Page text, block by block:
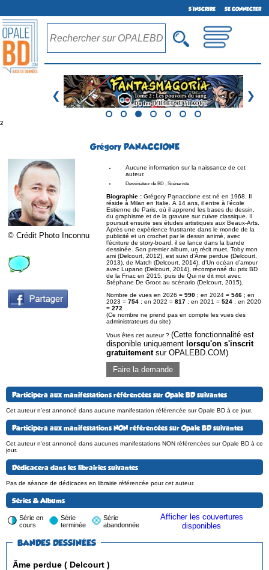
S'INSCRIRE SE CONNECTER
❮ ❯
²
Grégory PANACCIONE
© Crédit Photo Inconnu
Aucune information sur la naissance de cet
auteur.
Dessinateur de BD , Scénariste
Biographie : Grégory Panaccione est né en 1968. Il
réside à Milan en Italie. À 14 ans, il entre à l’école
Estienne de Paris, où il apprend les bases du dessin,
du graphisme et de la gravure sur cuivre classique. Il
poursuit ensuite ses études artistiques aux Beaux-Arts.
Après une expérience frustrante dans le monde de la
publicité et un crochet par le dessin animé, avec
l’écriture de story-board, il se lance dans la bande
dessinée. Son premier album, un récit muet, Toby mon
ami (Delcourt, 2012), est suivi d’Âme perdue (Delcourt,
2013), de Match (Delcourt, 2014), d’Un océan d’amour
avec Lupano (Delcourt, 2014), récompensé du prix BD
de la Fnac en 2015, puis de Qui ne dit mot avec
Stéphane De Groot au scénario (Delcourt, 2015).
Nombre de vues en 2026 = 990 ; en 2024 = 546 ; en
2023 = 754 ; en 2022 = 817 ; en 2021 = 524 ; en 2020
= 272
(Ce nombre ne prend pas en compte les vues des
administrateurs du site)
Vous êtes cet auteur ? (Cette fonctionnalité est
disponible uniquement lorsqu'on s'inscrit
gratuitementsur OPALEBD.COM)
Faire la demande
Participera aux manifestations référencées sur Opale BD suivantes
Cet auteur n'est annoncé dans aucune manifestation référencée sur Opale BD à ce jour.
Participera aux manifestations NON référencées sur Opale BD suivantes
Cet auteur n'est annoncé dans aucunes manifestations NON référencées sur Opale BD à ce
jour.
Dédicacera dans les librairies suivantes
Pas de séance de dédicaces en librairie référencée pour cet auteur.
Séries & Albums
Série en
cours
Série
terminée
Série
abandonnée
Afficher les couvertures
disponibles
BANDES DESSINÉES
Âme perdue ( Delcourt )